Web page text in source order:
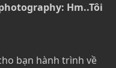
Hm..Tôi
bạn hành trình về